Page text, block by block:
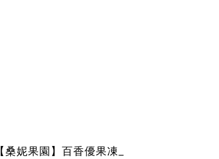
【桑妮果園】百香優果凍_